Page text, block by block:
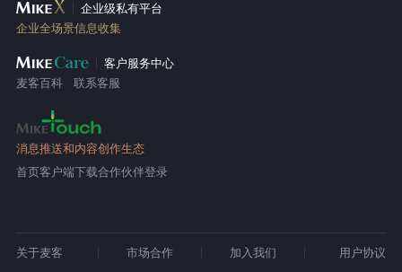
企业级私有平台
企业全场景信息收集
客户服务中心
麦客百科
联系客服
消息推送和内容创作生态
首页客户端下载合作伙伴登录
关于麦客 市场合作 加入我们 用户协议